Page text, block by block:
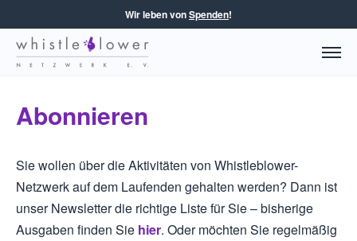
Wir leben vonSpenden!
Abonnieren
Sie wollen über die Aktivitäten von Whistleblower-
Netzwerk auf dem Laufenden gehalten werden? Dann ist
unser Newsletter die richtige Liste für Sie – bisherige
Ausgaben finden Sie hier. Oder möchten Sie regelmäßig